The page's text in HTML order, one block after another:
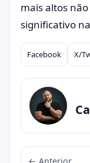
mais altos
significativo
Compartilhar
Facebook X/